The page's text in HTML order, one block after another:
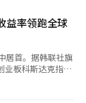
前一交易日上涨
，实现连续5个交
投资者情绪的改
盈利预期改善，对
士收盘价为34.8
位的半导体龙头
3.5%，涨幅是
营养护理费以及
者预期，引发诸
潮流。不少消费者
家自行完成更加经
Daiso）、欧利
益率领跑全球
居首。据韩联社旗
业板科斯达克指数
别达到7%和